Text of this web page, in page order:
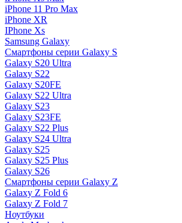
iPhone 11 Pro Max
iPhone XR
IPhone Xs
Samsung Galaxy
Смартфоны серии Galaxy S
Galaxy S20 Ultra
Galaxy S22
Galaxy S20FE
Galaxy S22 Ultra
Galaxy S23
Galaxy S23FE
Galaxy S22 Plus
Galaxy S24 Ultra
Galaxy S25
Galaxy S25 Plus
Galaxy S26
Смартфоны серии Galaxy Z
Galaxy Z Fold 6
Galaxy Z Fold 7
Ноутбуки